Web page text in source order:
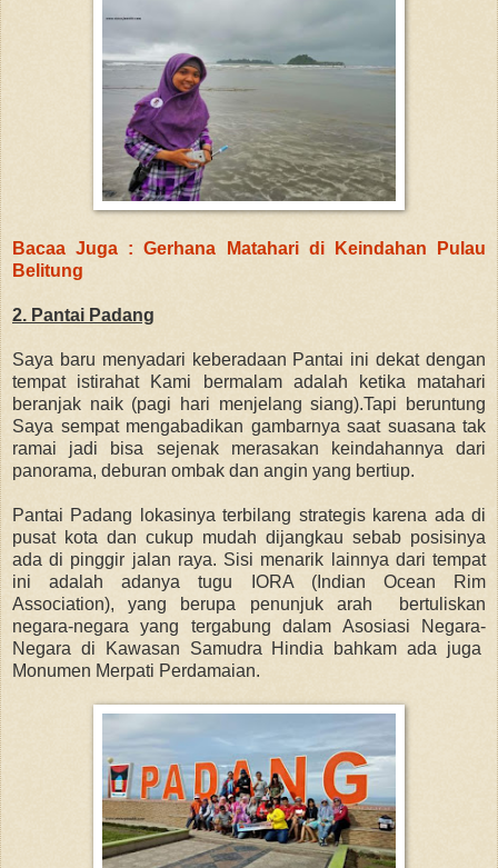
Bacaa Juga : Gerhana Matahari di Keindahan Pulau
Belitung
2. Pantai Padang
Saya baru menyadari keberadaan Pantai ini dekat dengan
tempat istirahat Kami bermalam adalah ketika matahari
beranjak naik (pagi hari menjelang siang).Tapi beruntung
Saya sempat mengabadikan gambarnya saat suasana tak
ramai jadi bisa sejenak merasakan keindahannya dari
panorama, deburan ombak dan angin yang bertiup.
Pantai Padang lokasinya terbilang strategis karena ada di
pusat kota dan cukup mudah dijangkau sebab posisinya
ada di pinggir jalan raya. Sisi menarik lainnya dari tempat
ini adalah adanya tugu IORA (Indian Ocean Rim
Association), yang berupa penunjuk arah bertuliskan
negara-negara yang tergabung dalam Asosiasi Negara-
Negara di Kawasan Samudra Hindia bahkam ada juga
Monumen Merpati Perdamaian.